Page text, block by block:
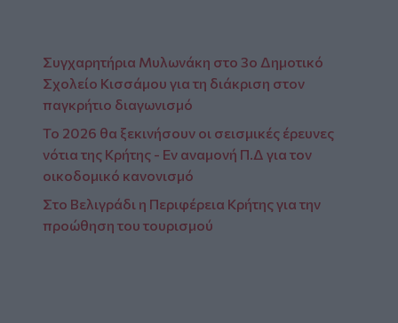
Συγχαρητήρια Μυλωνάκη στο 3ο Δημοτικό
Σχολείο Κισσάμου για τη διάκριση στον
παγκρήτιο διαγωνισμό
Το 2026 θα ξεκινήσουν οι σεισμικές έρευνες
νότια της Κρήτης - Εν αναμονή Π.Δ για τον
οικοδομικό κανονισμό
Στο Βελιγράδι η Περιφέρεια Κρήτης για την
προώθηση του τουρισμού